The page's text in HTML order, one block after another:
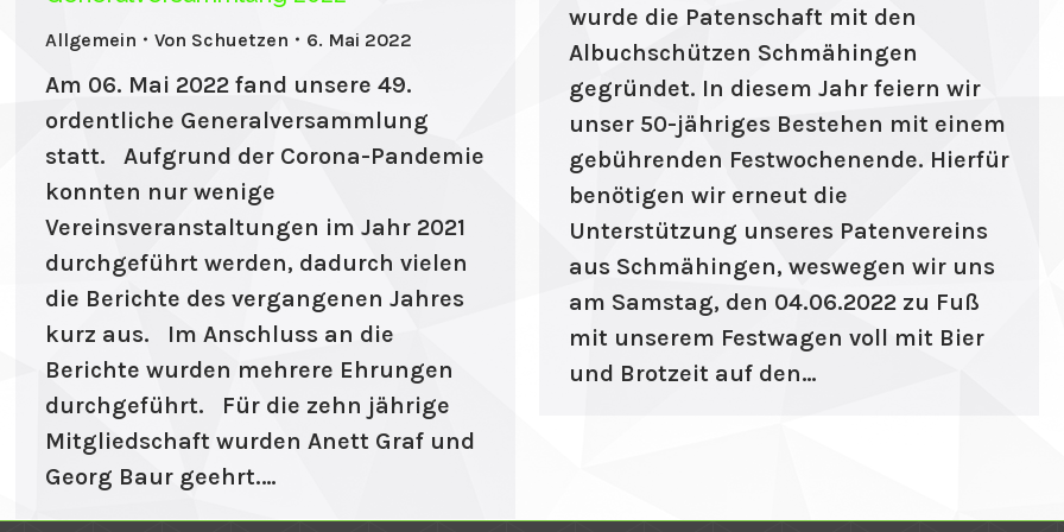
wurde die Patenschaft mit den
Albuchschützen Schmähingen
gegründet. In diesem Jahr feiern wir
unser 50-jähriges Bestehen mit einem
gebührenden Festwochenende. Hierfür
benötigen wir erneut die
Unterstützung unseres Patenvereins
aus Schmähingen, weswegen wir uns
am Samstag, den 04.06.2022 zu Fuß
mit unserem Festwagen voll mit Bier
und Brotzeit auf den…
Allgemein Von Schuetzen 6. Mai 2022
Am 06. Mai 2022 fand unsere 49.
ordentliche Generalversammlung
statt. Aufgrund der Corona-Pandemie
konnten nur wenige
Vereinsveranstaltungen im Jahr 2021
durchgeführt werden, dadurch vielen
die Berichte des vergangenen Jahres
kurz aus. Im Anschluss an die
Berichte wurden mehrere Ehrungen
durchgeführt. Für die zehn jährige
Mitgliedschaft wurden Anett Graf und
Georg Baur geehrt.…